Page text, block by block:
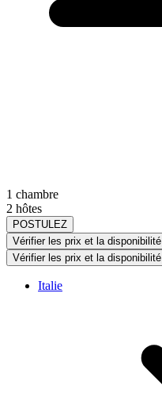
1 chambre
2 hôtes
POSTULEZ
Vérifier les prix et la disponibilité
Vérifier les prix et la disponibilité
Italie